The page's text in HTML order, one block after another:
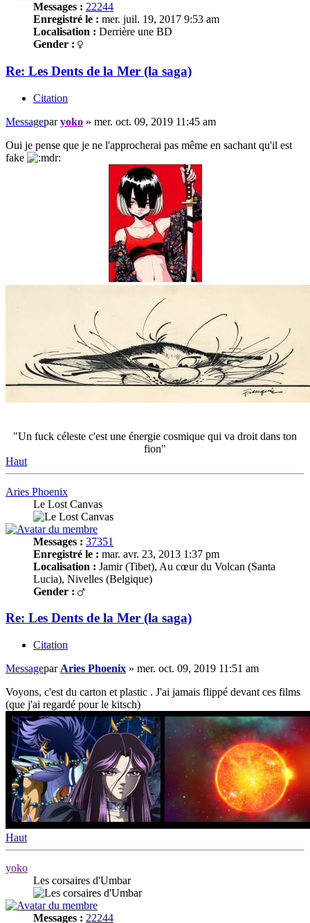
Messages : 22244
Enregistré le : mer. juil. 19, 2017 9:53 am
Localisation : Derrière une BD
Gender :
Re: Les Dents de la Mer (la saga)
Citation
Messageparyoko » mer. oct. 09, 2019 11:45 am
Oui je pense que je ne l'approcherai pas même en sachant qu'il est
fake
"Un fuck céleste c'est une énergie cosmique qui va droit dans ton
fion"
Haut
Aries Phoenix
Le Lost Canvas
Messages : 37351
Enregistré le : mar. avr. 23, 2013 1:37 pm
Localisation : Jamir (Tibet), Au cœur du Volcan (Santa
Lucia), Nivelles (Belgique)
Gender :
Re: Les Dents de la Mer (la saga)
Citation
Messagepar Aries Phoenix » mer. oct. 09, 2019 11:51 am
Voyons, c'est du carton et plastic . J'ai jamais flippé devant ces films
(que j'ai regardé pour le kitsch)
Haut
yoko
Les corsaires d'Umbar
Messages : 22244